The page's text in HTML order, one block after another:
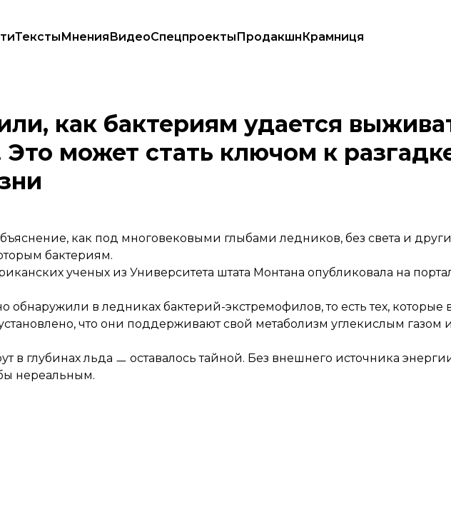
ТекстыМненияВидеоСпецпроектыПродакшнКрамниця
под глыбами льда. Это может стать ключом к разгадке внеземной жизни
как бактериям удается
может стать ключом к
как под многовековыми глыбами ледников, без света и
бактериям.
ученых из Университета штата Монтана опубликовала на
обнаружили в ледниках бактерий-экстремофилов, то есть тех, которые
что они поддерживают свой метаболизм углекислым газом
в глубинах льда ㅡ оставалось тайной. Без внешнего источника
нереальным.